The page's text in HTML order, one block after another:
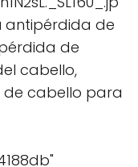
antipérdida de
de
cabello,
cabello para